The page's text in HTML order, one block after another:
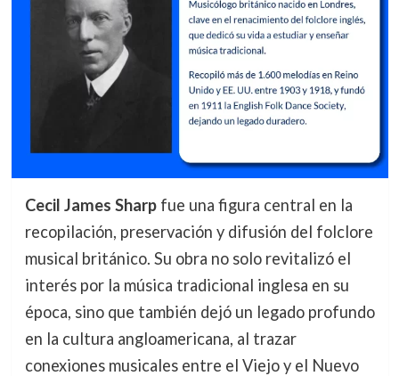
Cecil James Sharpfue una figura central en la
recopilación, preservación y difusión del folclore
musical británico. Su obra no solo revitalizó el
interés por la música tradicional inglesa en su
época, sino que también dejó un legado profundo
en la cultura angloamericana, al trazar
conexiones musicales entre el Viejo y el Nuevo